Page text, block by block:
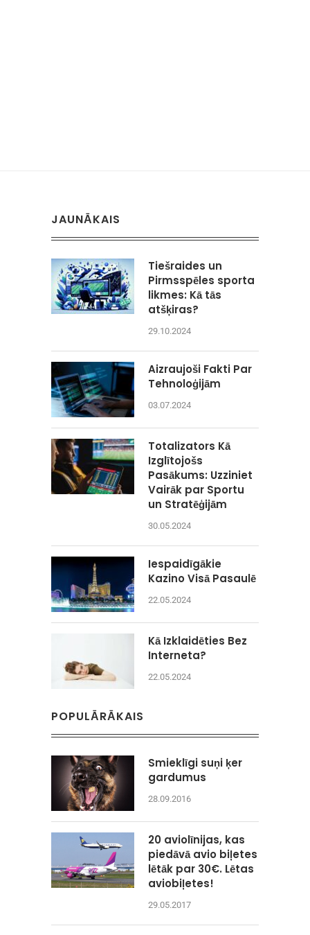
JAUNĀKAIS
Tiešraides un
Pirmsspēles sporta
likmes: Kā tās
atšķiras?
29.10.2024
Aizraujoši Fakti Par
Tehnoloģijām
03.07.2024
Totalizators Kā
Izglītojošs
Pasākums: Uzziniet
Vairāk par Sportu
un Stratēģijām
30.05.2024
Iespaidīgākie
Kazino Visā Pasaulē
22.05.2024
Kā Izklaidēties Bez
Interneta?
22.05.2024
POPULĀRĀKAIS
Smieklīgi suņi ķer
gardumus
28.09.2016
20 aviolīnijas, kas
piedāvā avio biļetes
lētāk par 30€. Lētas
aviobiļetes!
29.05.2017